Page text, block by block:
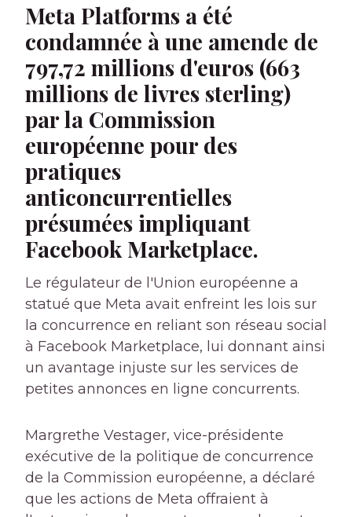
Meta Platforms a été
condamnée à une amende de
797,72 millions d'euros (663
millions de livres sterling)
par la Commission
européenne pour des
pratiques
anticoncurrentielles
présumées impliquant
Facebook Marketplace.
Le régulateur de l'Union européenne a
statué que Meta avait enfreint les lois sur
la concurrence en reliant son réseau social
à Facebook Marketplace, lui donnant ainsi
un avantage injuste sur les services de
petites annonces en ligne concurrents.
Margrethe Vestager, vice-présidente
exécutive de la politique de concurrence
de la Commission européenne, a déclaré
que les actions de Meta offraient à